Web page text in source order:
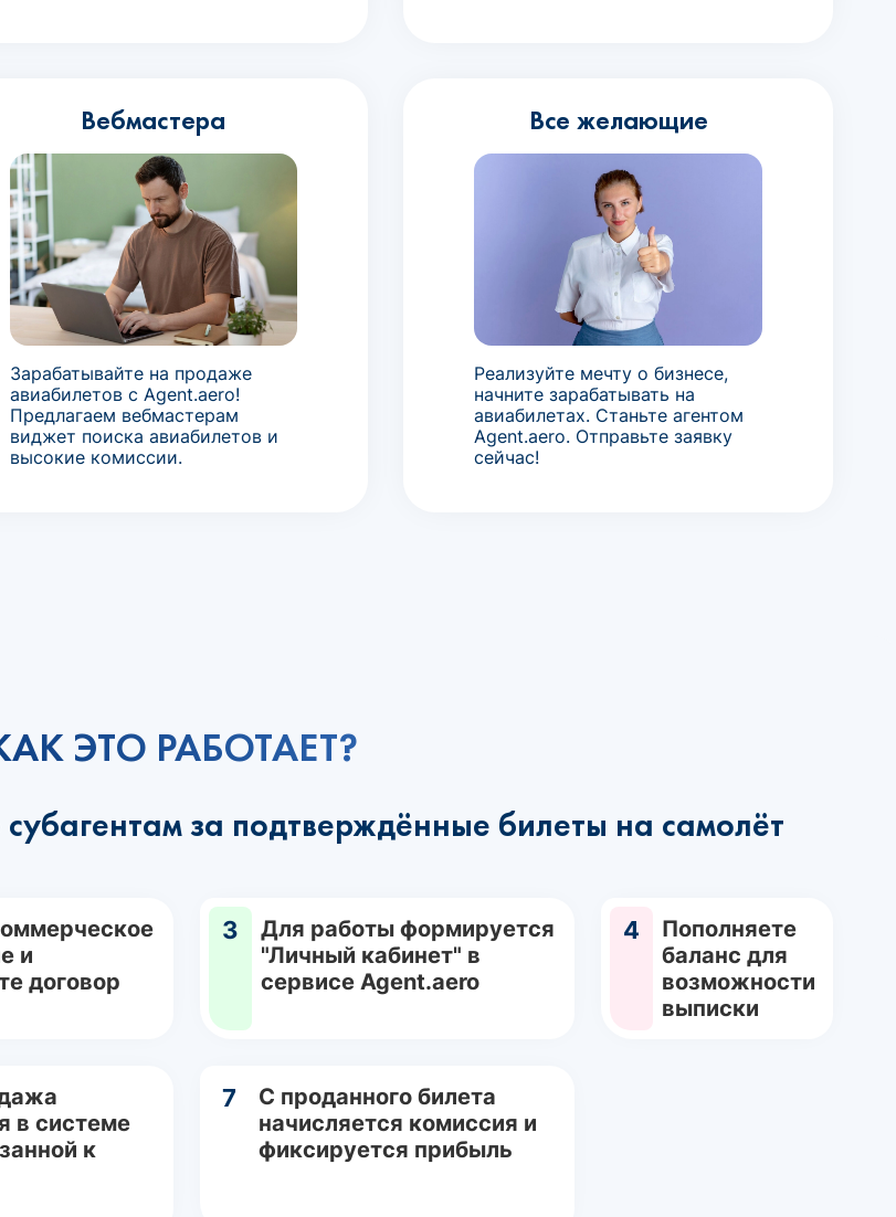
Вебмастера
Зарабатывайте на продаже
авиабилетов с Agent.aero!
Предлагаем вебмастерам
виджет поиска авиабилетов и
высокие комиссии.
Все желающие
Реализуйте мечту о бизнесе,
начните зарабатывать на
авиабилетах. Станьте агентом
Agent.aero. Отправьте заявку
сейчас!
ЭТО РАБОТАЕТ?
за подтверждённые билеты на самолёт
и
договор
3
Для работы формируется
"Личный кабинет" в
сервисе Agent.aero
4
Пополняете
баланс для
возможности
выписки
в системе
к
7
С проданного билета
начисляется комиссия и
фиксируется прибыль